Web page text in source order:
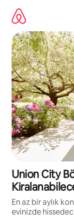
Union City
En az bir aylık
evinizde